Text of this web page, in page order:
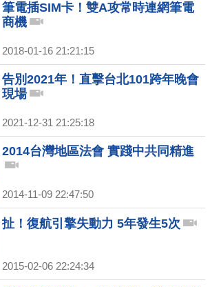
筆電插SIM卡！雙A攻常時連網筆電
商機
2018-01-16 21:21:15
告別2021年！直擊台北101跨年晚會
現場
2021-12-31 21:25:18
2014台灣地區法會 實踐中共同精進
2014-11-09 22:47:50
扯！復航引擎失動力 5年發生5次
2015-02-06 22:24:34